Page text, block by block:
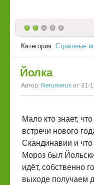
Категория: Страшные
Йолка
Автор: Nerumerus от 31-
Мало кто знает,
встречи нового
Скандинавии и
Мороз был
идёт, собственно
выходе получаем